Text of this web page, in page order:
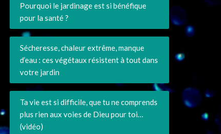
Pourquoi le jardinage est si bénéfique
pour la santé ?
Sécheresse, chaleur extrême, manque
d’eau : ces végétaux résistent à tout dans
votre jardin
Ta vie est si difficile, que tu ne comprends
plus rien aux voies de Dieu pour toi…
(vidéo)